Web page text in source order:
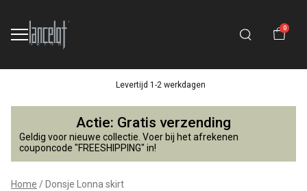
0
Levertijd 1-2 werkdagen
Donsje
Lonna
skirt
Actie: Gratis verzending
Geldig voor nieuwe collectie. Voer bij het afrekenen
couponcode "FREESHIPPING" in!
Home Donsje Lonna skirt